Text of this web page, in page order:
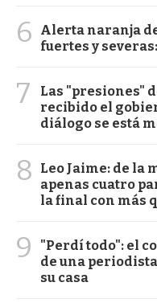
6
Alerta naranja
fuertes y
7
Las "presiones"
recibido el
diálogo se está
8
Leo Jaime: de la
apenas cuatro
la final con más
9
"Perdí todo": el
de una
su casa